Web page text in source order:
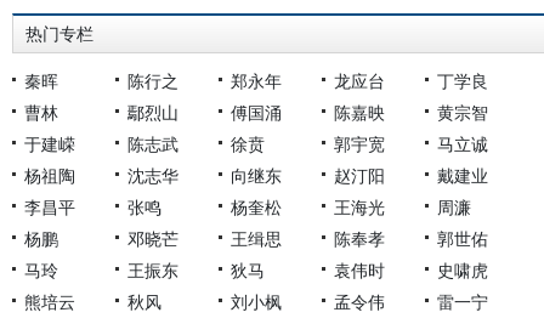
热门专栏
秦晖 陈行之 郑永年 龙应台
丁学良
曹林
鄢烈山 傅国涌 陈嘉映
黄宗智
于建嵘
陈志武 徐贲 郭宇宽
马立诚
杨祖陶
沈志华 向继东 赵汀阳
戴建业
李昌平
张鸣 杨奎松 王海光
周濂
杨鹏
邓晓芒 王缉思 陈奉孝
郭世佑
马玲
王振东 狄马 袁伟时
史啸虎
熊培云
秋风 刘小枫 孟令伟 雷一宁